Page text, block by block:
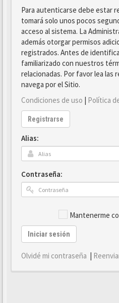
Para autenticarse debe estar
tomará solo unos pocos
acceso al sistema. La
además otorgar permisos
registrados. Antes de
familiarizado con nuestros
relacionadas. Por favor lea las
navega por el Sitio.
Condiciones de uso | Política
Registrarse
Alias:
Contraseña:
Mantenerme
Iniciar sesión
Olvidé mi contraseña |